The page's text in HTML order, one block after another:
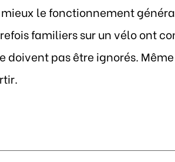
le fonctionnement
familiers sur un vélo ont
pas être ignorés.